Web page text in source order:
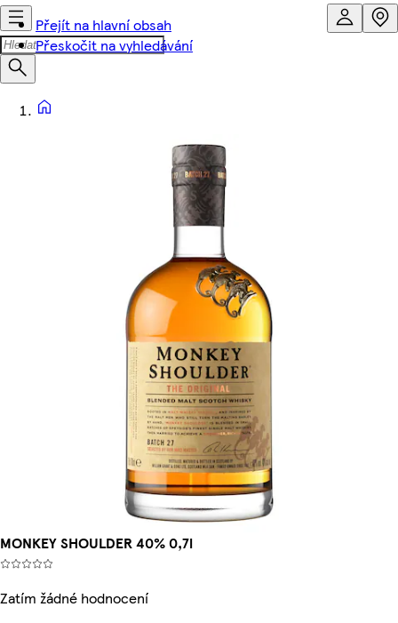
Přejít na hlavní obsah
Přeskočit na vyhledávání
MONKEY SHOULDER 40% 0,7l
Zatím žádné hodnocení